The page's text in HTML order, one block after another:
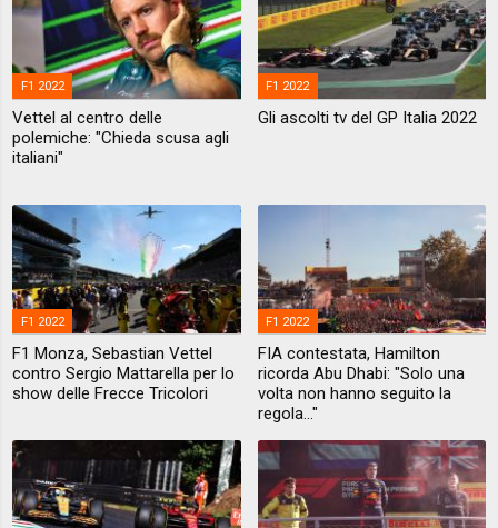
F1 2022
Vettel al centro delle
polemiche: "Chieda scusa agli
italiani"
F1 2022
Gli ascolti tv del GP Italia 2022
F1 2022
F1 Monza, Sebastian Vettel
contro Sergio Mattarella per lo
show delle Frecce Tricolori
F1 2022
FIA contestata, Hamilton
ricorda Abu Dhabi: "Solo una
volta non hanno seguito la
regola..."